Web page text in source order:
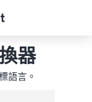
器
語言。